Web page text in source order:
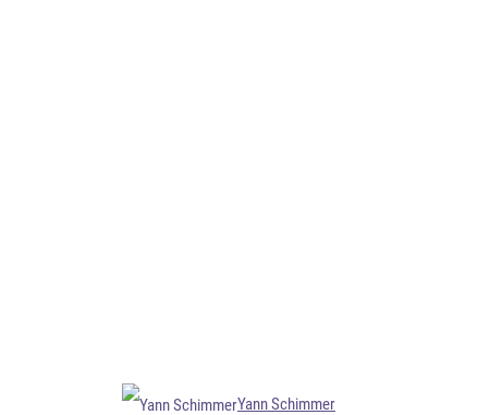
Yann Schimmer